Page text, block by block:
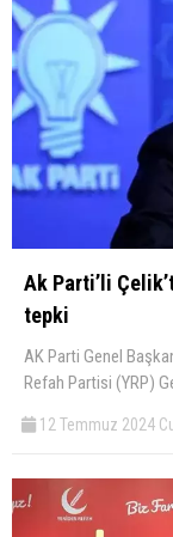
Ak Parti’li
tepki
AK Parti Genel
Refah Partisi (YRP)
12 Temmuz 2024